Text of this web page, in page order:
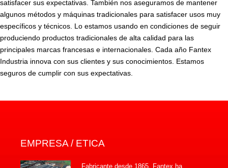
satisfacer sus expectativas. También nos aseguramos de mantener
algunos métodos y máquinas tradicionales para satisfacer usos muy
específicos y técnicos. Lo estamos usando en condiciones de seguir
produciendo productos tradicionales de alta calidad para las
principales marcas francesas e internacionales. Cada año Fantex
Industria innova con sus clientes y sus conocimientos. Estamos
seguros de cumplir con sus expectativas.
EMPRESA / ETICA
Fabricante desde 1865. Fantex ha